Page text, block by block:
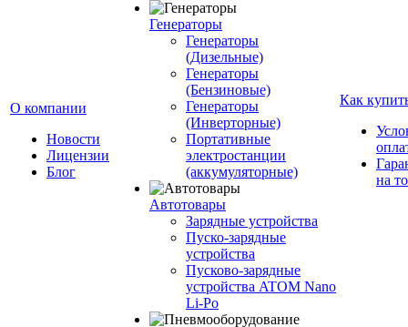
О компании
Новости
Лицензии
Блог
Генераторы
Генераторы
(Дизельные)
Генераторы
(Бензиновые)
Генераторы
(Инверторные)
Портативные
электростанции
(аккумуляторные)
Автотовары
Зарядные устройства
Пуско-зарядные
устройства
Пусково-зарядные
устройства ATOM Nano
Li-Po
Как
на